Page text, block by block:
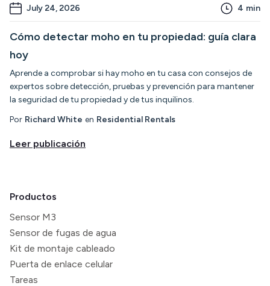
July 24, 2026 4 min
Cómo detectar moho en tu propiedad: guía clara
hoy
Aprende a comprobar si hay moho en tu casa con consejos de
expertos sobre detección, pruebas y prevención para mantener
la seguridad de tu propiedad y de tus inquilinos.
Por Richard White en Residential Rentals
Leer publicación
Productos
Sensor M3
Sensor de fugas de agua
Kit de montaje cableado
Puerta de enlace celular
Tareas